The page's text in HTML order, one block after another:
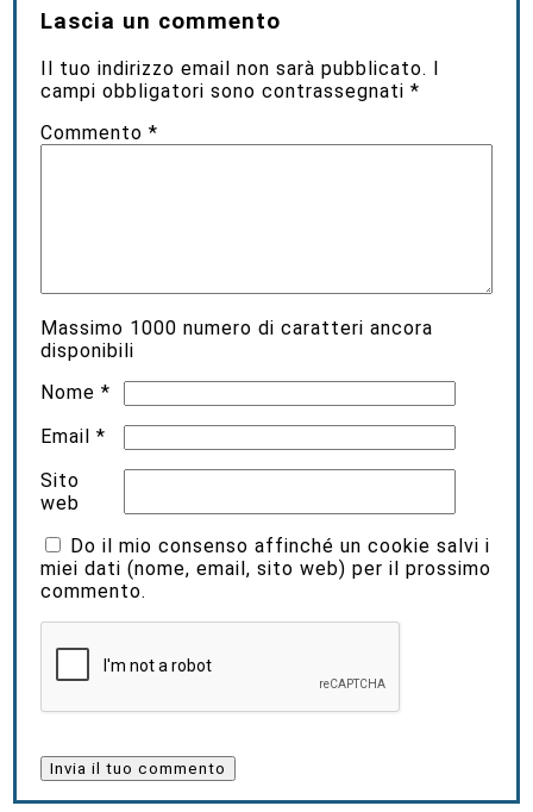
Lascia un commento
Il tuo indirizzo email non sarà pubblicato. I
campi obbligatori sono contrassegnati*
Commento*
Massimo 1000 numero di caratteri ancora
disponibili
Nome*
Email*
Sito
web
Do il mio consenso affinché un cookie salvi i
miei dati (nome, email, sito web) per il prossimo
commento.